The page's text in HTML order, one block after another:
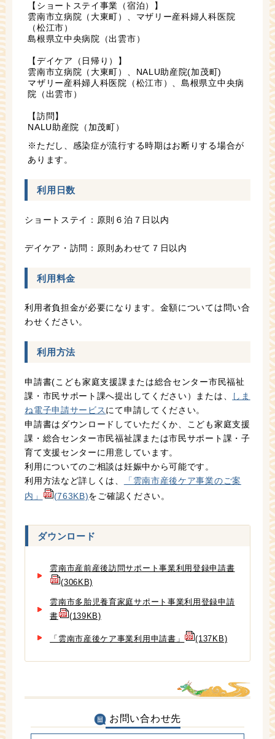
【ショートステイ事業（宿泊）】
雲南市立病院（大東町）、マザリー産科婦人科医院
（松江市）
島根県立中央病院（出雲市）
【デイケア（日帰り）】
雲南市立病院（大東町）、NALU助産院(加茂町)
マザリー産科婦人科医院（松江市）、島根県立中央病
院（出雲市）
【訪問】
NALU助産院（加茂町）
※ただし、感染症が流行する時期はお断りする場合が
あります。
利用日数
ショートステイ：原則６泊７日以内
デイケア・訪問：原則あわせて７日以内
利用料金
利用者負担金が必要になります。金額については問い合
わせください。
利用方法
申請書(こども家庭支援課または総合センター市民福祉
課・市民サポート課へ提出してください）または、
しま
ね電子申請サービスにて申請してください。
申請書はダウンロードしていただくか、こども家庭支援
課・総合センター市民福祉課または市民サポート課・子
育て支援センターに用意しています。
利用についてのご相談は妊娠中から可能です。
利用方法など詳しくは、
「雲南市産後ケア事業のご案
内」
(763KB)をご確認ください。
ダウンロード
雲南市産前産後訪問サポート事業利用登録申請書
(306KB)
雲南市多胎児養育家庭サポート事業利用登録申請
書
(139KB)
「雲南市産後ケア事業利用申請書」 (137KB)
お問い合わせ先